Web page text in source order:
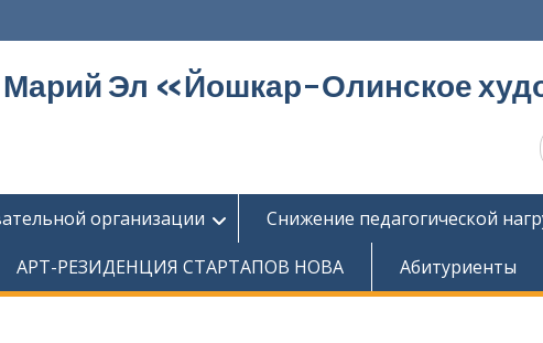
Эл «Йошкар-Олинское
организации
Снижение педагогической
АРТ-РЕЗИДЕНЦИЯ СТАРТАПОВ НОВА Абитуриенты